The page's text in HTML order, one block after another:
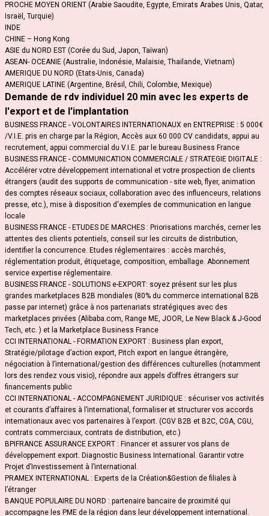
PROCHE MOYEN ORIENT (Arabie Saoudite, Egypte, Emirats Arabes Unis, Qatar,
Israël, Turquie)
INDE
CHINE – Hong Kong
ASIE du NORD EST (Corée du Sud, Japon, Taïwan)
ASEAN- OCEANIE (Australie, Indonésie, Malaisie, Thailande, Vietnam)
AMERIQUE DU NORD (Etats-Unis, Canada)
AMERIQUE LATINE (Argentine, Brésil, Chili, Colombie, Mexique)
Demande de rdv individuel 20 min avec les experts de
l'export et de l'implantation
BUSINESS FRANCE - VOLONTAIRES INTERNATIONAUX en ENTREPRISE : 5 000€
/V.I.E. pris en charge par la Région, Accès aux 60 000 CV candidats, appui au
recrutement, appui commercial du V.I.E. par le bureau Business France
BUSINESS FRANCE - COMMUNICATION COMMERCIALE / STRATEGIE DIGITALE :
Accélérer votre développement international et votre prospection de clients
étrangers (audit des supports de communication - site web, flyer, animation
des comptes réseaux sociaux, collaboration avec des influenceurs, relations
presse, etc.), mise à disposition d'exemples de communication en langue
locale
BUSINESS FRANCE - ETUDES DE MARCHES : Priorisations marchés, cerner les
attentes des clients potentiels, conseil sur les circuits de distribution,
identifier la concurrence. Etudes réglementaires : accès marchés,
réglementation produit, étiquetage, composition, emballage. Abonnement
service expertise réglementaire.
BUSINESS FRANCE - SOLUTIONS e-EXPORT: soyez présent sur les plus
grandes marketplaces B2B mondiales (80% du commerce international B2B
passe par internet) grâce à nos partenariats stratégiques avec des
marketplaces privées (Alibaba.com, Range ME, JOOR, Le New Black & J-Good
Tech, etc. ) et la Marketplace Business France
CCI INTERNATIONAL - FORMATION EXPORT : Business plan export,
Stratégie/pilotage d’action export, Pitch export en langue étrangère,
négociation à l’international/gestion des différences culturelles (notamment
lors des rendez vous visio), répondre aux appels d’offres étrangers sur
financements public
CCI INTERNATIONAL - ACCOMPAGNEMENT JURIDIQUE : sécuriser vos activités
et courants d’affaires à l’international, formaliser et structurer vos accords
internationaux avec vos partenaires à l’export. (CGV B2B et B2C, CGA, CGU,
contrats commerciaux, contrats de distribution, etc.)
BPIFRANCE ASSURANCE EXPORT : Financer et assurer vos plans de
développement export. Diagnostic Business International. Garantir votre
Projet d’Investissement à l’international.
PRAMEX INTERNATIONAL : Experts de la Création&Gestion de filiales à
l’étranger
BANQUE POPULAIRE DU NORD : partenaire bancaire de proximité qui
accompagne les PME de la région dans leur développement international.